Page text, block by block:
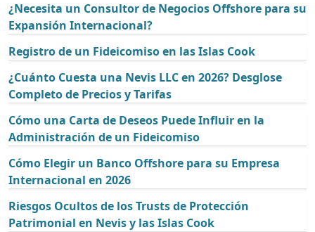
¿Necesita un Consultor de Negocios Offshore para su
Expansión Internacional?
Registro de un Fideicomiso en las Islas Cook
¿Cuánto Cuesta una Nevis LLC en 2026? Desglose
Completo de Precios y Tarifas
Cómo una Carta de Deseos Puede Influir en la
Administración de un Fideicomiso
Cómo Elegir un Banco Offshore para su Empresa
Internacional en 2026
Riesgos Ocultos de los Trusts de Protección
Patrimonial en Nevis y las Islas Cook